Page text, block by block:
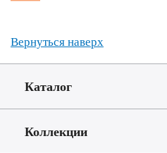
Вернуться наверх
Каталог
Коллекции